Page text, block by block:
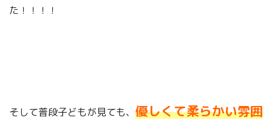
た！！！！
そして普段子どもが見ても、 優しくて柔らかい雰囲